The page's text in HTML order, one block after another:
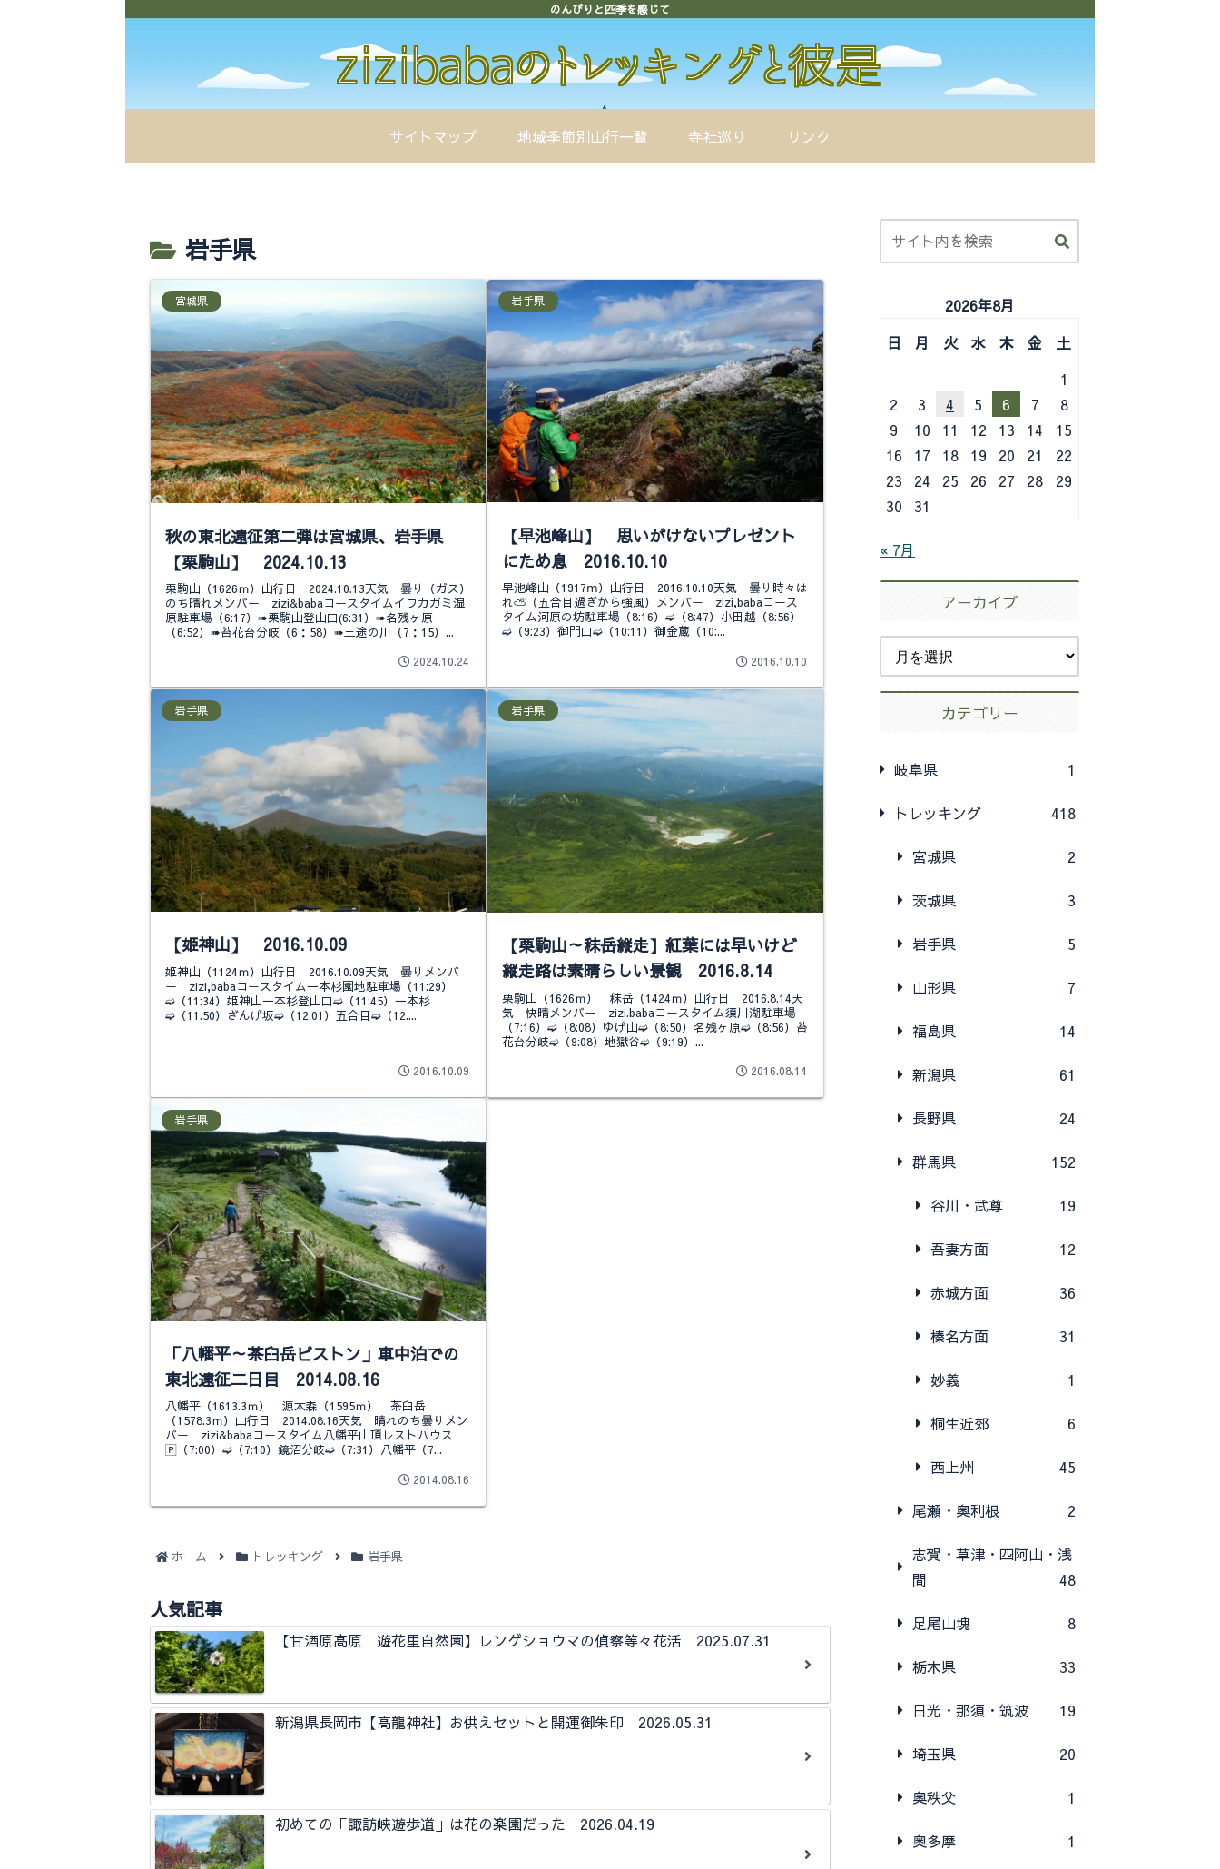
のんびりと四季を感じて
サイトマップ 地域季節別山行一覧 寺社巡り リンク
岩手県
宮城県
秋の東北遠征第二弾は宮城県、岩手県
【栗駒山】 2024.10.13
栗駒山（1626ｍ）山行日 2024.10.13天気 曇り（ガス）
のち晴れメンバー zizi&babaコースタイムイワカガミ湿
原駐車場（6:17）➠栗駒山登山口(6:31）➠名残ヶ原
（6:52）➠苔花台分岐（6：58）➠三途の川（7：15）...
2024.10.24
岩手県
【早池峰山】 思いがけないプレゼント
にため息 2016.10.10
早池峰山（1917ⅿ）山行日 2016.10.10天気 曇り時々は
れ⛅（五合目過ぎから強風）メンバー zizi,babaコース
タイム河原の坊駐車場（8:16）➫（8:47）小田越（8:56）
➫（9:23）御門口➫（10:11）御金蔵（10:...
2016.10.10
岩手県
【姫神山】 2016.10.09
姫神山（1124ｍ）山行日 2016.10.09天気 曇りメンバ
ー zizi,babaコースタイム一本杉園地駐車場（11:29）
➫（11:34）姫神山一本杉登山口➫（11:45）一本杉
➫（11:50）ざんげ坂➫（12:01）五合目➫（12:...
2016.10.09
岩手県
【栗駒山～秣岳縦走】紅葉には早いけど
縦走路は素晴らしい景観 2016.8.14
栗駒山（1626ｍ） 秣岳（1424ｍ）山行日 2016.8.14天
気 快晴メンバー zizi.babaコースタイム須川湖駐車場
（7:16）➫（8:08）ゆげ山➫（8:50）名残ヶ原➫（8:56）苔
花台分岐➫（9:08）地獄谷➫（9:19）...
2016.08.14
岩手県
「八幡平～茶臼岳ピストン」車中泊での
東北遠征二日目 2014.08.16
八幡平（1613.3ｍ） 源太森（1595ｍ） 茶臼岳
（1578.3ｍ）山行日 2014.08.16天気 晴れのち曇りメン
バー zizi&babaコースタイム八幡平山頂レストハウス
🄿（7:00）➫（7:10）鏡沼分岐➫（7:31）八幡平（7...
2014.08.16
ホーム トレッキング 岩手県
人気記事
【甘酒原高原 遊花里自然園】レンゲショウマの偵察等々花活 2025.07.31
新潟県長岡市【高龍神社】お供えセットと開運御朱印 2026.05.31
初めての「諏訪峡遊歩道」は花の楽園だった 2026.04.19
2026年8月
日
月 火 水 木 金
土
1
2
3 4 5 6 7
8
9
10 11 12 13 14
15
16
17 18 19 20 21
22
23
24 25 26 27 28
29
30
31
« 7月
アーカイブ
カテゴリー
岐阜県 1
トレッキング 418
宮城県 2
茨城県 3
岩手県 5
山形県 7
福島県 14
新潟県 61
長野県 24
群馬県 152
谷川・武尊 19
吾妻方面 12
赤城方面 36
榛名方面 31
妙義 1
桐生近郊 6
西上州 45
尾瀬・奥利根 2
志賀・草津・四阿山・浅
間
48
足尾山塊 8
栃木県 33
日光・那須・筑波 19
埼玉県 20
奥秩父 1
奥多摩 1